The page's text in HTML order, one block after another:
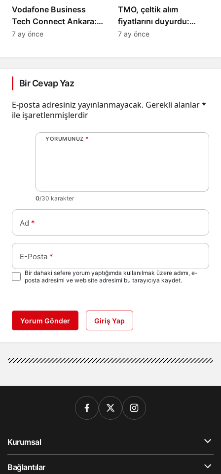
Vodafone Business
Tech Connect Ankara:
Teknoloji Devrimi
7 ay önce
TMO, çeltik alım
fiyatlarını duyurdu:
Baldo, cammeo ve
7 ay önce
Bir Cevap Yaz
E-posta adresiniz yayınlanmayacak. Gerekli alanlar*
ile işaretlenmişlerdir
YORUMUNUZ *
0/30 karakter
Ad *
E-Posta *
Bir dahaki sefere yorum yaptığımda kullanılmak üzere adımı, e-
posta adresimi ve web site adresimi bu tarayıcıya kaydet.
Yorum Gönder Giriş Yap
Kurumsal
Bağlantılar